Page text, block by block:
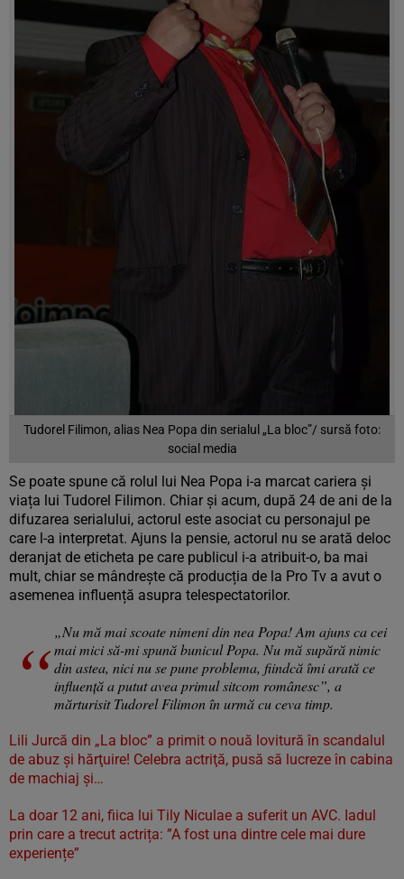
Tudorel Filimon, alias Nea Popa din serialul „La bloc”/ sursă foto:
social media
Se poate spune că rolul lui Nea Popa i-a marcat cariera și
viața lui Tudorel Filimon. Chiar și acum, după 24 de ani de la
difuzarea serialului, actorul este asociat cu personajul pe
care l-a interpretat. Ajuns la pensie, actorul nu se arată deloc
deranjat de eticheta pe care publicul i-a atribuit-o, ba mai
mult, chiar se mândrește că producția de la Pro Tv a avut o
asemenea influență asupra telespectatorilor.
„Nu mă mai scoate nimeni din nea Popa! Am ajuns ca cei
mai mici să-mi spună bunicul Popa. Nu mă supără nimic
din astea, nici nu se pune problema, fiindcă îmi arată ce
influență a putut avea primul sitcom românesc”, a
mărturisit Tudorel Filimon în urmă cu ceva timp.
Lili Jurcă din „La bloc” a primit o nouă lovitură în scandalul
de abuz şi hărţuire! Celebra actriţă, pusă să lucreze în cabina
de machiaj şi…
La doar 12 ani, fiica lui Tily Niculae a suferit un AVC. Iadul
prin care a trecut actrița: ”A fost una dintre cele mai dure
experiențe”